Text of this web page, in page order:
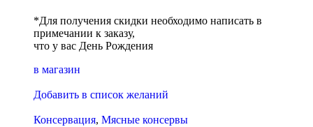
*Для получения скидки необходимо написать в
примечании к заказу,
что у вас День Рождения
в магазин
Добавить в список желаний
Консервация, Мясные консервы